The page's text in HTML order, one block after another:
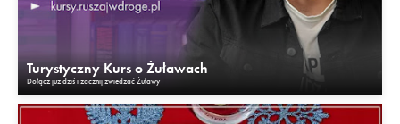
Turystyczny Kurs o Żuławach
Dołącz już dziś i zacznij zwiedzać Żuławy